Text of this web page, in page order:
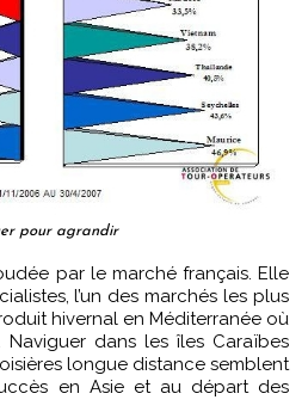
pour agrandir
l’un des marchés les plus
hivernal en Méditerranée où
dans les îles Caraïbes
longue distance semblent
en Asie et au départ des